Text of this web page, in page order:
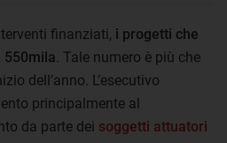
finanziati, i progetti che
550mila . Tale numero è più che
dell’anno. L’esecutivo
principalmente al
da parte dei soggetti attuatori